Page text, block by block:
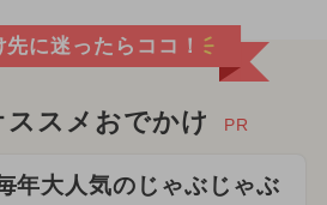
先に迷ったらココ！
ススメおでかけ PR
年大人気のじゃぶじゃぶ